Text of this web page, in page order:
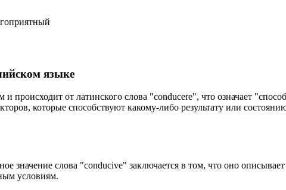
языке
происходит от латинского слова "conducere", что означает
которые способствуют какому-либо результату или
значение слова "conducive" заключается в том, что оно
условиям.